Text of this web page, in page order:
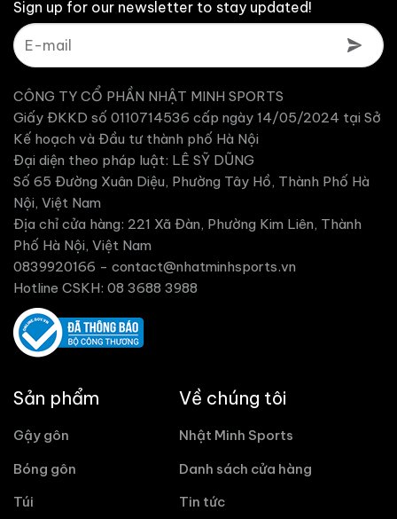
Sign up for our newsletter to stay updated!
CÔNG TY CỔ PHẦN NHẬT MINH SPORTS
Giấy ĐKKD số 0110714536 cấp ngày 14/05/2024 tại Sở
Kế hoạch và Đầu tư thành phố Hà Nội
Đại diện theo pháp luật: LÊ SỸ DŨNG
Số 65 Đường Xuân Diệu, Phường Tây Hồ, Thành Phố Hà
Nội, Việt Nam
Địa chỉ cửa hàng: 221 Xã Đàn, Phường Kim Liên, Thành
Phố Hà Nội, Việt Nam
0839920166 - contact@nhatminhsports.vn
Hotline CSKH: 08 3688 3988
Sản phẩm
Gậy gôn
Bóng gôn
Túi
Về chúng tôi
Nhật Minh Sports
Danh sách cửa hàng
Tin tức